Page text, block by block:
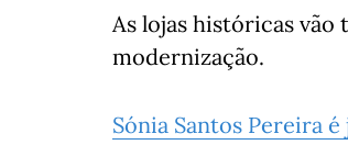
As lojas históricas
modernização.
Sónia Santos Pereira